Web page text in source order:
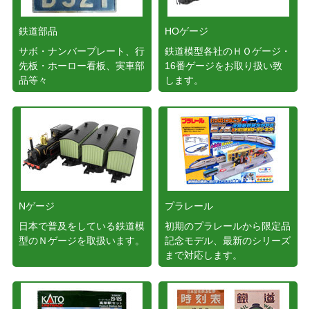
鉄道部品
サボ・ナンバープレート、行
先板・ホーロー看板、実車部
品等々
HOゲージ
鉄道模型各社のＨＯゲージ・
16番ゲージをお取り扱い致
します。
Nゲージ
日本で普及をしている鉄道模
型のＮゲージを取扱います。
プラレール
初期のプラレールから限定品
記念モデル、最新のシリーズ
まで対応します。